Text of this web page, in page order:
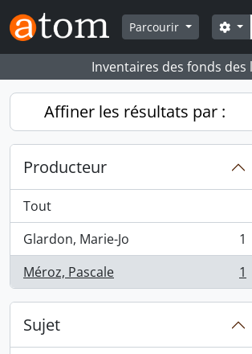
Skip to main content
Parcourir
Inventaires des fonds
Affiner les résultats par :
Producteur
Tout
Glardon, Marie-Jo
, 1 résultats
1
Méroz, Pascale
, 1 résultats 1
Sujet